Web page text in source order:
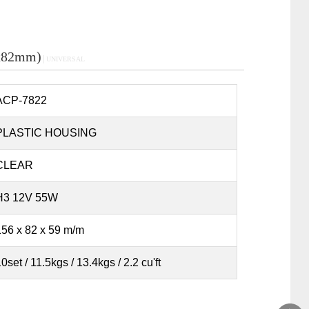
│UNIVERSAL
7822
HOUSING
12V 55W
x 82 x 59 m/m
/ 11.5kgs / 13.4kgs / 2.2 cu'ft